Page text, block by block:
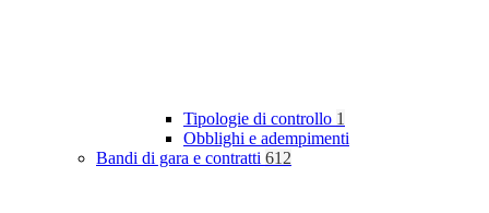
Tipologie di controllo 1
Obblighi e adempimenti
Bandi di gara e contratti 612